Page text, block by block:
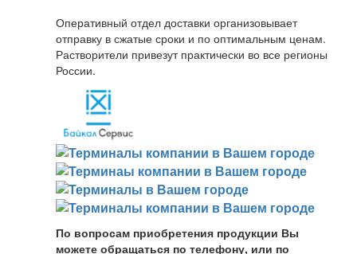
Оперативный отдел доставки организовывает
отправку в сжатые сроки и по оптимальным ценам.
Растворители привезут практически во все регионы
России.
По вопросам приобретения продукции Вы
можете обращаться по телефону, или по